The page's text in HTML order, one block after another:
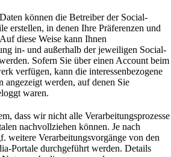
können die Betreiber der Social-
erstellen, in denen Ihre Präferenzen und
diese Weise kann Ihnen
in- und außerhalb der jeweiligen Social-
Sofern Sie über einen Account beim
verfügen, kann die interessenbezogene
angezeigt werden, auf denen Sie
waren.
dass wir nicht alle Verarbeitungsprozesse
nachvollziehen können. Je nach
weitere Verarbeitungsvorgänge von den
Portale durchgeführt werden. Details